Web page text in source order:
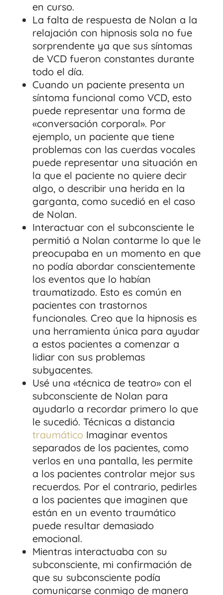
en curso.
La falta de respuesta de Nolan a la
relajación con hipnosis sola no fue
sorprendente ya que sus síntomas
de VCD fueron constantes durante
todo el día.
Cuando un paciente presenta un
síntoma funcional como VCD, esto
puede representar una forma de
«conversación corporal». Por
ejemplo, un paciente que tiene
problemas con las cuerdas vocales
puede representar una situación en
la que el paciente no quiere decir
algo, o describir una herida en la
garganta, como sucedió en el caso
de Nolan.
Interactuar con el subconsciente le
permitió a Nolan contarme lo que le
preocupaba en un momento en que
no podía abordar conscientemente
los eventos que lo habían
traumatizado. Esto es común en
pacientes con trastornos
funcionales. Creo que la hipnosis es
una herramienta única para ayudar
a estos pacientes a comenzar a
lidiar con sus problemas
subyacentes.
Usé una «técnica de teatro» con el
subconsciente de Nolan para
ayudarlo a recordar primero lo que
le sucedió. Técnicas a distancia
traumáticoImaginar eventos
separados de los pacientes, como
verlos en una pantalla, les permite
a los pacientes controlar mejor sus
recuerdos. Por el contrario, pedirles
a los pacientes que imaginen que
están en un evento traumático
puede resultar demasiado
emocional.
Mientras interactuaba con su
subconsciente, mi confirmación de
que su subconsciente podía
comunicarse conmigo de manera